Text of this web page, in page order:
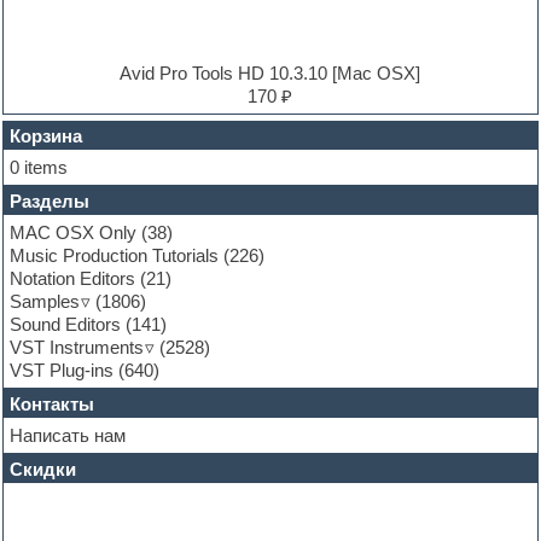
EXS24 Instruments
FL Studio
Flute
Folk samples
Fruityloops
Funk
Garritan
General MIDI kits
Guitar emulation
Guitar loops
Guitar processing and effects
Hands-up samples
Hardstyle
Heavy metal sample packs
Hip-hop
House music
Hypersonic
Jazz
Avid Pro Tools HD 10.3.10 [Mac OSX]
170 ₽
Корзина
0 items
Разделы
MAC OSX Only (38)
Music Production Tutorials (226)
Notation Editors (21)
Samples
(1806)
Sound Editors (141)
VST Instruments
(2528)
VST Plug-ins (640)
Контакты
Написать нам
Скидки